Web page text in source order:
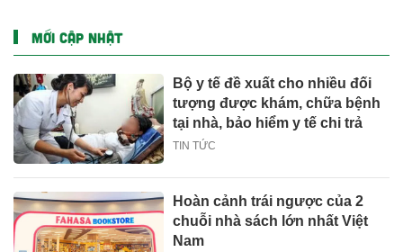
MỚI CẬP NHẬT
Bộ y tế đề xuất cho nhiều đối
tượng được khám, chữa bệnh
tại nhà, bảo hiểm y tế chi trả
TIN TỨC
Hoàn cảnh trái ngược của 2
chuỗi nhà sách lớn nhất Việt
Nam